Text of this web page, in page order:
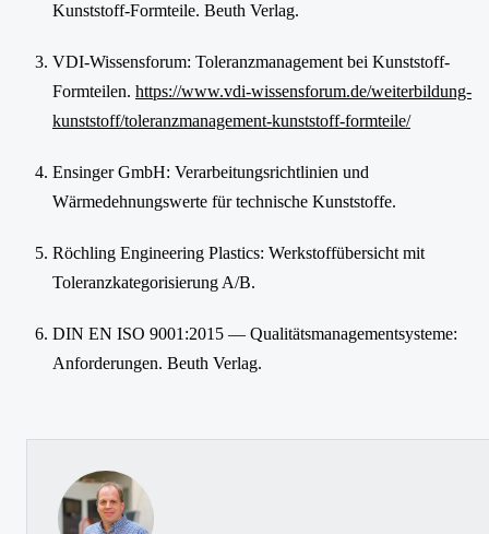
Kunststoff-Formteile. Beuth Verlag.
VDI-Wissensforum: Toleranzmanagement bei Kunststoff-
Formteilen. https://www.vdi-wissensforum.de/weiterbildung-
kunststoff/toleranzmanagement-kunststoff-formteile/
Ensinger GmbH: Verarbeitungsrichtlinien und
Wärmedehnungswerte für technische Kunststoffe.
Röchling Engineering Plastics: Werkstoffübersicht mit
Toleranzkategorisierung A/B.
DIN EN ISO 9001:2015 — Qualitätsmanagementsysteme:
Anforderungen. Beuth Verlag.